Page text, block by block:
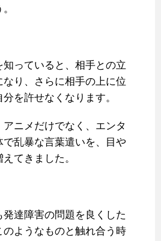
っていると、相手との立
り、さらに相手の上に位
を許せなくなります。
ニメだけでなく、エンタ
で乱暴な言葉遣いを、目や
てきました。
達障害の問題を良くした
のようなものと触れ合う時